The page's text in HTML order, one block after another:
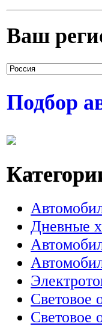
Ваш
Подбор
Дневные
Световое
Световое